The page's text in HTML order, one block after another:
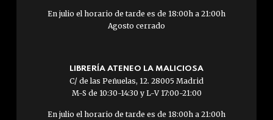
En julio el horario de tarde es de 18:00h a 21:00h
Agosto cerrado
LIBRERÍA ATENEO LA MALICIOSA
C/ de las Peñuelas, 12. 28005 Madrid
M-S de 10:30-14:30 y L-V 17:00-21:00
En julio el horario de tarde es de 18:00h a 21:00h